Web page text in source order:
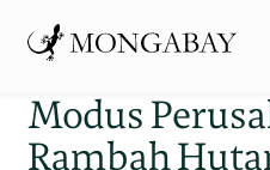
Modus
Rambah